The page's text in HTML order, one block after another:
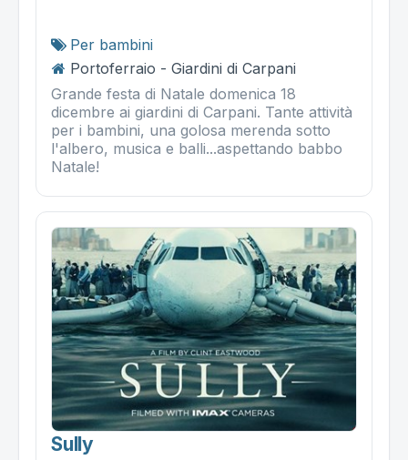
Per bambini
Portoferraio - Giardini di Carpani
Grande festa di Natale domenica 18
dicembre ai giardini di Carpani. Tante attività
per i bambini, una golosa merenda sotto
l'albero, musica e balli...aspettando babbo
Natale!
Sully